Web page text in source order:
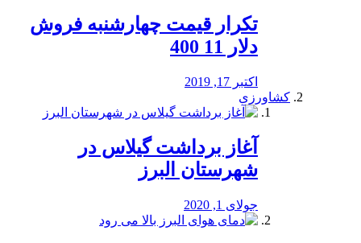
تکرار قیمت چهارشنبه فروش
دلار 11 400
اکتبر 17, 2019
کشاورزی
آغاز برداشت گیلاس در
شهرستان البرز
جولای 1, 2020